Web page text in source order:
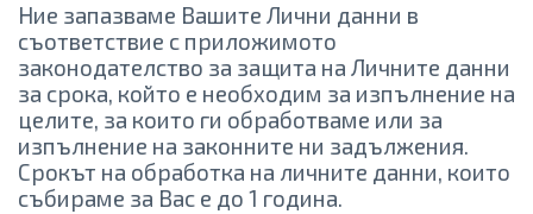
Ние запазваме Вашите Лични данни в
съответствие с приложимото
законодателство за защита на Личните данни
за срока, който е необходим за изпълнение на
целите, за които ги обработваме или за
изпълнение на законните ни задължения.
Срокът на обработка на личните данни, които
събираме за Вас е до 1 годинa.